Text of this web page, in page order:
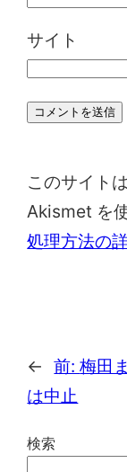
サイト
このサイト
Akismet を
処理方法の
← 前:梅田
は中止
検索